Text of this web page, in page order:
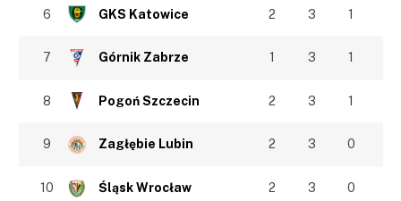
6 GKS Katowice 2 3 1
7 Górnik Zabrze 1 3 1
8 Pogoń Szczecin 2 3 1
9 Zagłębie Lubin 2 3 0
10 Śląsk Wrocław 2 3 0